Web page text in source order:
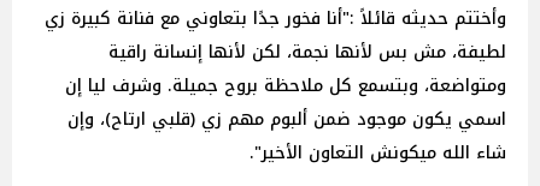
وأختتم حديثه قائلاً :"أنا فخور جدًا بتعاوني مع فنانة كبيرة زي
لطيفة، مش بس لأنها نجمة، لكن لأنها إنسانة راقية
ومتواضعة، وبتسمع كل ملاحظة بروح جميلة. وشرف ليا إن
اسمي يكون موجود ضمن ألبوم مهم زي (قلبي ارتاح)، وإن
شاء الله ميكونش التعاون الأخير".